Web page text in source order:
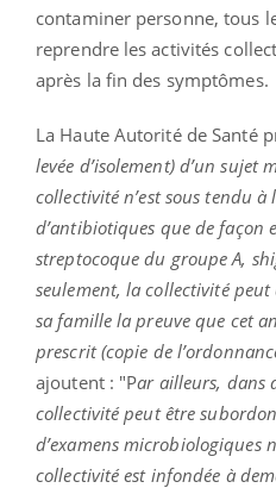
contaminer personne, tous
reprendre les activités
après la fin des symptômes.
La Haute Autorité de Santé
levée d’isolement) d’un sujet
collectivité n’est sous tendu
d’antibiotiques que de façon
streptocoque du groupe A,
seulement, la collectivité
sa famille la preuve que cet
prescrit (copie de
ajoutent : "Par ailleurs, dans
collectivité peut être
d’examens microbiologiques
collectivité est infondée à